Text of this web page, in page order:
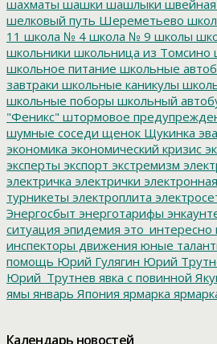
шахматы шашки шашлыки
шелковый путь Шереметьево
11 школа № 4 школа № 9 школы
школьники школьница из Томсино
школьное питание школьные
завтраки школьные каникулы
школьные поборы школьный
"Феникс" штормовое
шумные соседи щенок Щукинка
экономика экономический кризис
эксперты экспорт экстремизм
электричка электрички
турникеты электроплита
Энергосбыт энерготарифы
ситуация эпидемия это_интересно
инспекторы движения юные
помощь Юрий Гулягин Юрий
Юрий_Трутнев явка с повинной
ямы январь Япония ярмарка
Календарь новостей